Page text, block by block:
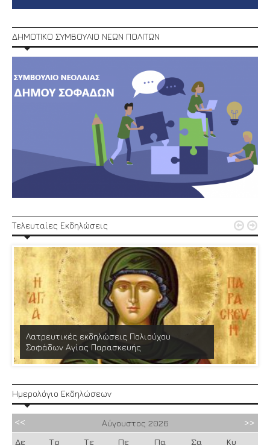
ΔΗΜΟΤΙΚΟ ΣΥΜΒΟΥΛΙΟ ΝΕΩΝ ΠΟΛΙΤΩΝ
Τελευταίες Εκδηλώσεις
Λατρευτικές εκδηλώσεις Πολιούχου
Σοφάδων Αγίας Παρασκευής
 
Ημερολόγιο Εκδηλώσεων
Αύγουστος 2026
Δε
Τρ Τε Πε Πα Σα Κυ